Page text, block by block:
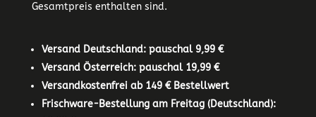
Gesamtpreis enthalten sind.
Versand Deutschland: pauschal 9,99 €
Versand Österreich: pauschal 19,99 €
Versandkostenfrei ab 149 € Bestellwert
Frischware-Bestellung am Freitag (Deutschland):